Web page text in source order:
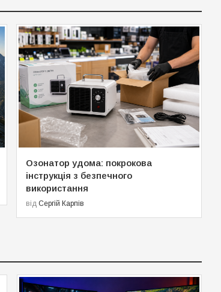
Озонатор удома: покрокова
інструкція з безпечного
використання
відСергій Карпів